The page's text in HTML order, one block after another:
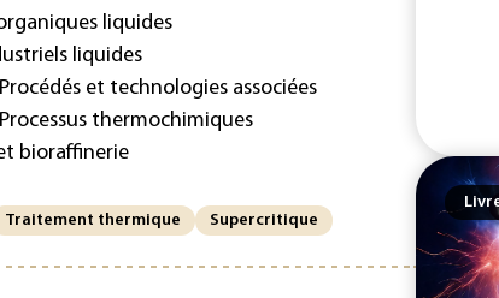
liquides
liquides
et technologies associées
thermochimiques
bioraffinerie
Traitement thermique
Supercritique